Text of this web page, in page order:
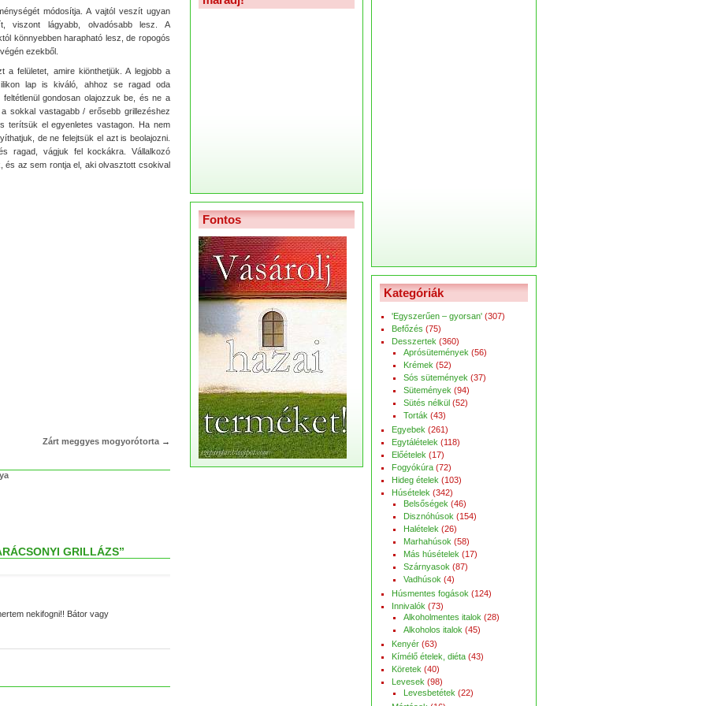
módosítja. A vajtól veszít ugyan
viszont lágyabb, olvadósabb lesz. A
könnyebben harapható lesz, de ropogós
ezekből.
a felületet, amire kiönthetjük. A legjobb a
lap is kiváló, ahhoz se ragad oda
gondosan olajozzuk be, és ne a
sokkal vastagabb / erősebb grillezéshez
terítsük el egyenletes vastagon. Ha nem
de ne felejtsük el azt is beolajozni.
ragad, vágjuk fel kockákra. Vállalkozó
és az sem rontja el, aki olvasztott csokival
Zárt meggyes mogyorótorta →
GRILLÁZS”
nekifogni!! Bátor vagy
Fontos
Kategóriák
'Egyszerűen – gyorsan' (307)
Befőzés (75)
Desszertek (360)
Aprósütemények (56)
Krémek (52)
Sós sütemények (37)
Sütemények (94)
Sütés nélkül (52)
Torták (43)
Egyebek (261)
Egytálételek (118)
Előételek (17)
Fogyókúra (72)
Hideg ételek (103)
Húsételek (342)
Belsőségek (46)
Disznóhúsok (154)
Halételek (26)
Marhahúsok (58)
Más húsételek (17)
Szárnyasok (87)
Vadhúsok (4)
Húsmentes fogások (124)
Innivalók (73)
Alkoholmentes italok (28)
Alkoholos italok (45)
Kenyér (63)
Kímélő ételek, diéta (43)
Köretek (40)
Levesek (98)
Levesbetétek (22)